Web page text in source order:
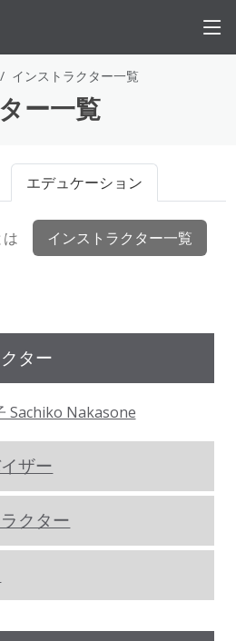
インストラクター一覧
ー一覧
エデュケーション
インストラクター一覧
ター
Sachiko Nakasone
ザー
クター